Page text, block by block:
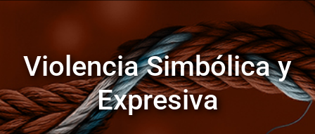
Violencia Simbólica y
Expresiva